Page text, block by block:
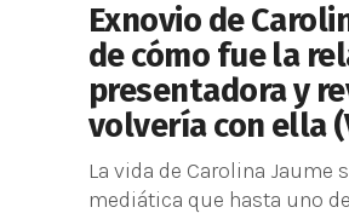
Exnovio de
de cómo fue la
presentadora y
volvería con ella
La vida de Carolina Jaume
mediática que hasta uno